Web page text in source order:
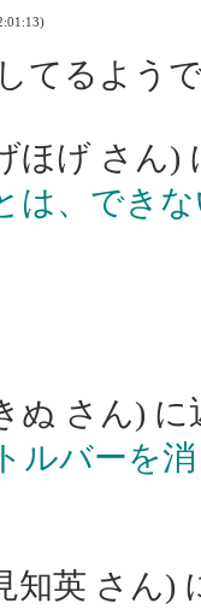
てるよう
ほげ さん)
は、でき
ぬ さん) に
ルバーを
知英 さん)